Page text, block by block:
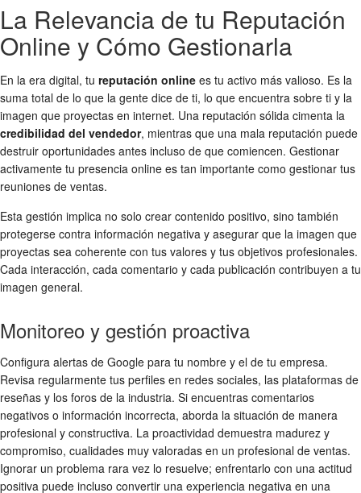
La Relevancia de tu Reputación
Online y Cómo Gestionarla
En la era digital, tu reputación online es tu activo más valioso. Es la
suma total de lo que la gente dice de ti, lo que encuentra sobre ti y la
imagen que proyectas en internet. Una reputación sólida cimenta la
credibilidad del vendedor, mientras que una mala reputación puede
destruir oportunidades antes incluso de que comiencen. Gestionar
activamente tu presencia online es tan importante como gestionar tus
reuniones de ventas.
Esta gestión implica no solo crear contenido positivo, sino también
protegerse contra información negativa y asegurar que la imagen que
proyectas sea coherente con tus valores y tus objetivos profesionales.
Cada interacción, cada comentario y cada publicación contribuyen a tu
imagen general.
Monitoreo y gestión proactiva
Configura alertas de Google para tu nombre y el de tu empresa.
Revisa regularmente tus perfiles en redes sociales, las plataformas de
reseñas y los foros de la industria. Si encuentras comentarios
negativos o información incorrecta, aborda la situación de manera
profesional y constructiva. La proactividad demuestra madurez y
compromiso, cualidades muy valoradas en un profesional de ventas.
Ignorar un problema rara vez lo resuelve; enfrentarlo con una actitud
positiva puede incluso convertir una experiencia negativa en una